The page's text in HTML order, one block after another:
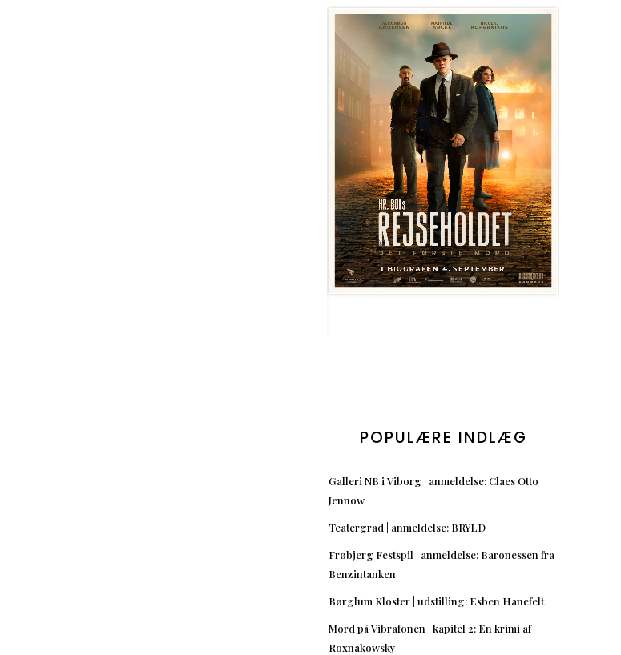
POPULÆRE INDLÆG
Galleri NB i Viborg | anmeldelse: Claes Otto
Jennow
Teatergrad | anmeldelse: BRYLD
Frøbjerg Festspil | anmeldelse: Baronessen fra
Benzintanken
Børglum Kloster | udstilling: Esben Hanefelt
Mord på Vibrafonen | kapitel 2: En krimi af
Roxnakowsky